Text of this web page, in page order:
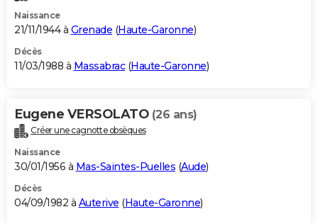
Naissance
21/11/1944 à Grenade (Haute-Garonne)
Décès
11/03/1988 à Massabrac(Haute-Garonne)
Eugene VERSOLATO (26 ans)
Créer une cagnotte obsèques
Naissance
30/01/1956 à Mas-Saintes-Puelles (Aude)
Décès
04/09/1982 à Auterive (Haute-Garonne)